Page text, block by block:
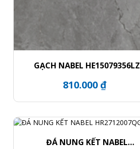
GẠCH NABEL HE15079356LZ
810.000 ₫
ĐÁ NUNG KẾT NABEL